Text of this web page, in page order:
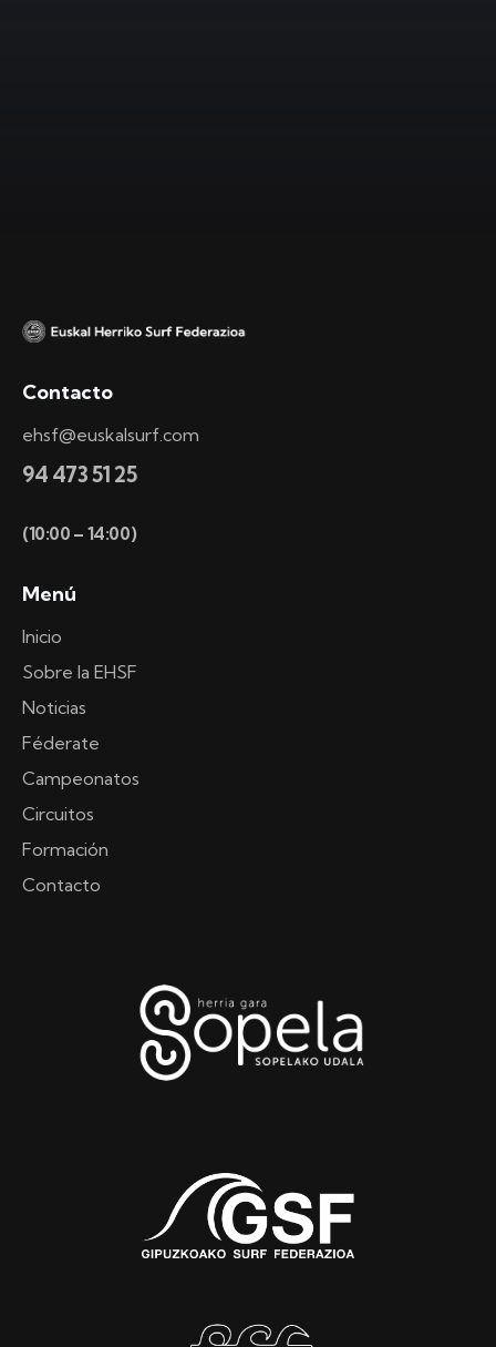
Contacto
ehsf@euskalsurf.com
94 473 51 25
(10:00 – 14:00)
Menú
Inicio
Sobre la EHSF
Noticias
Féderate
Campeonatos
Circuitos
Formación
Contacto